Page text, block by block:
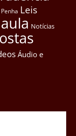
Leis
Notícias
Áudio e